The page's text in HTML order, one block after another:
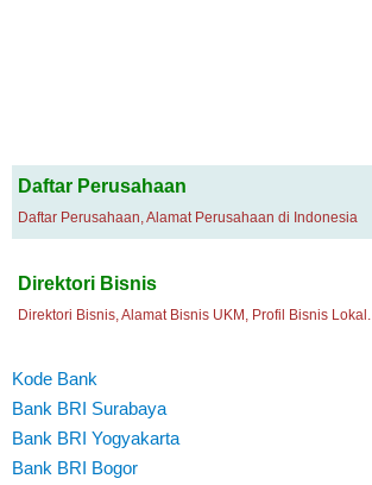
Daftar Perusahaan
Daftar Perusahaan, Alamat Perusahaan di Indonesia
Direktori Bisnis
Direktori Bisnis, Alamat Bisnis UKM, Profil Bisnis Lokal.
Kode Bank
Bank BRI Surabaya
Bank BRI Yogyakarta
Bank BRI Bogor